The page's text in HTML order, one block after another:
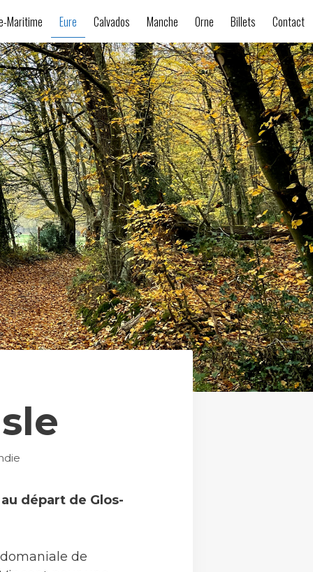
Maritime Eure Calvados Manche Orne Billets Contact
départ de Glos-
de